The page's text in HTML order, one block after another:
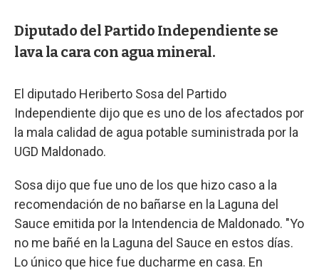
Diputado del Partido Independiente se
lava la cara con agua mineral.
El diputado Heriberto Sosa del Partido
Independiente dijo que es uno de los afectados por
la mala calidad de agua potable suministrada por la
UGD Maldonado.
Sosa dijo que fue uno de los que hizo caso a la
recomendación de no bañarse en la Laguna del
Sauce emitida por la Intendencia de Maldonado. "Yo
no me bañé en la Laguna del Sauce en estos días.
Lo único que hice fue ducharme en casa. En